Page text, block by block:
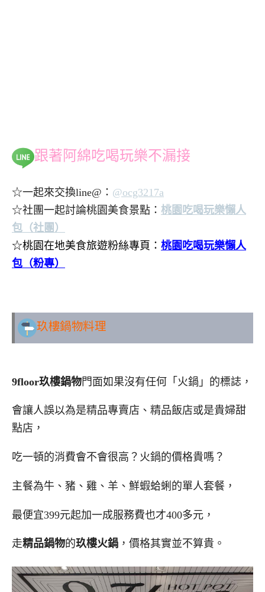
跟著阿綿吃喝玩樂不漏接
☆一起來交換line@： @ocg3217a
☆社團一起討論桃園美食景點： 桃園吃喝玩樂懶人
包（社團）
☆桃園在地美食旅遊粉絲專頁： 桃園吃喝玩樂懶人
包（粉專）
玖樓鍋物料理
9floor玖樓鍋物門面如果沒有任何「火鍋」的標誌，
會讓人誤以為是精品專賣店、精品飯店或是貴婦甜
點店，
吃一頓的消費會不會很高？火鍋的價格貴嗎？
主餐為牛、豬、雞、羊、鮮蝦蛤蜊的單人套餐，
最便宜399元起加一成服務費也才400多元，
走精品鍋物的玖樓火鍋 ，價格其實並不算貴。